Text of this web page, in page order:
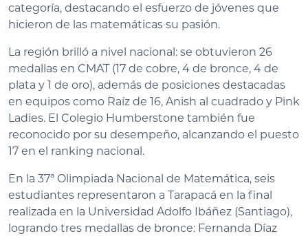
categoría, destacando el esfuerzo de jóvenes que
hicieron de las matemáticas su pasión.
La región brilló a nivel nacional: se obtuvieron 26
medallas en CMAT (17 de cobre, 4 de bronce, 4 de
plata y 1 de oro), además de posiciones destacadas
en equipos como Raíz de 16, Anish al cuadrado y Pink
Ladies. El Colegio Humberstone también fue
reconocido por su desempeño, alcanzando el puesto
17 en el ranking nacional.
En la 37ª Olimpiada Nacional de Matemática, seis
estudiantes representaron a Tarapacá en la final
realizada en la Universidad Adolfo Ibáñez (Santiago),
logrando tres medallas de bronce: Fernanda Díaz